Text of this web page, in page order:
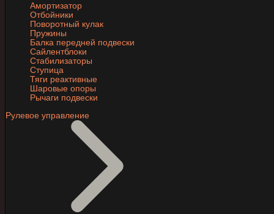
Амортизатор
Отбойники
Поворотный кулак
Пружины
Балка передней подвески
Сайлентблоки
Стабилизаторы
Ступица
Тяги реактивные
Шаровые опоры
Рычаги подвески
Рулевое управление